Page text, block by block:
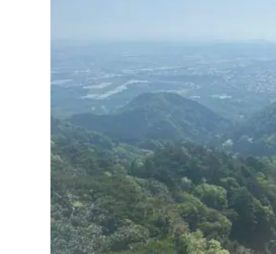
山登りのため、カメラマンが持ちやすい三
高所恐怖症ではないので、上り下りできま
うが怖いんですね。
疲労もあると思いますが、帰り道のほうが